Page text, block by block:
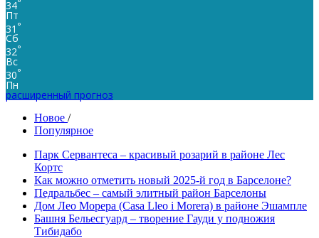
34
Пт
31 °
Сб
32°
Вс
30°
Пн
расширенный прогноз
Новое /
Популярное
Парк Сервантеса – красивый розарий в районе Лес
Кортс
Как можно отметить новый 2025-й год в Барселоне?
Педральбес – самый элитный район Барселоны
Дом Лео Морера (Casa Lleo i Morera) в районе Эшампле
Башня Бельесгуард – творение Гауди у подножия
Тибидабо